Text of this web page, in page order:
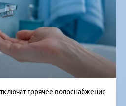
горячее водоснабжение